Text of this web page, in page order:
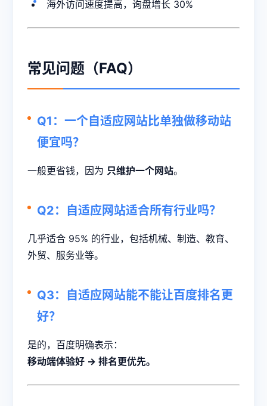
海外访问速度提高，询盘增长 30%
常见问题（FAQ）
Q1：一个自适应网站比单独做移动站
便宜吗？
一般更省钱，因为 只维护一个网站。
Q2：自适应网站适合所有行业吗？
几乎适合 95% 的行业，包括机械、制造、教育、
外贸、服务业等。
Q3：自适应网站能不能让百度排名更
好？
是的，百度明确表示：
移动端体验好 → 排名更优先。